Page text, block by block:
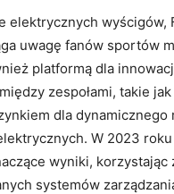
elektrycznych wyścigów,
uwagę fanów sportów
platformą dla
zespołami, takie
dla dynamicznego
W 2023
wyniki, korzystając
systemów